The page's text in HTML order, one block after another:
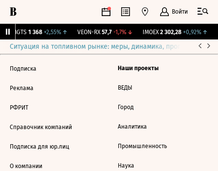
Войти
MGTS 1 368 +2,55%↑ VEON-RX 57,7 -1,7%↓ IMOEX 2 302,28 +0,92%↑
Ситуация на топливном рынке: меры, динамика, прогнозы
Подписка
Реклама
РФРИТ
Справочник компаний
Подписка для юр.лиц
О компании
Наши проекты
ВЕДЫ
Город
Аналитика
Промышленность
Наука